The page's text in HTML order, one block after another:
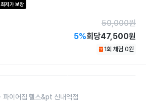
최저가 보장
50,000원
5%회당47,500원
1회 체험 0원
파이어짐 헬스&pt 신내역점